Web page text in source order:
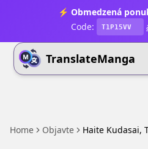
⚡ Obmedzená
Code:
T1P15VV
TranslateManga
Home Objavte Haite Kudasai,